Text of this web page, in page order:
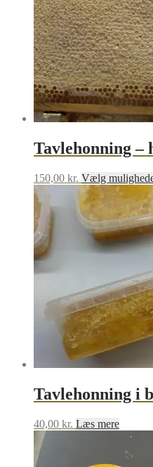
Tavlehonning –
150,00 kr. Vælg
Tavlehonning i
40,00 kr. Læs mere